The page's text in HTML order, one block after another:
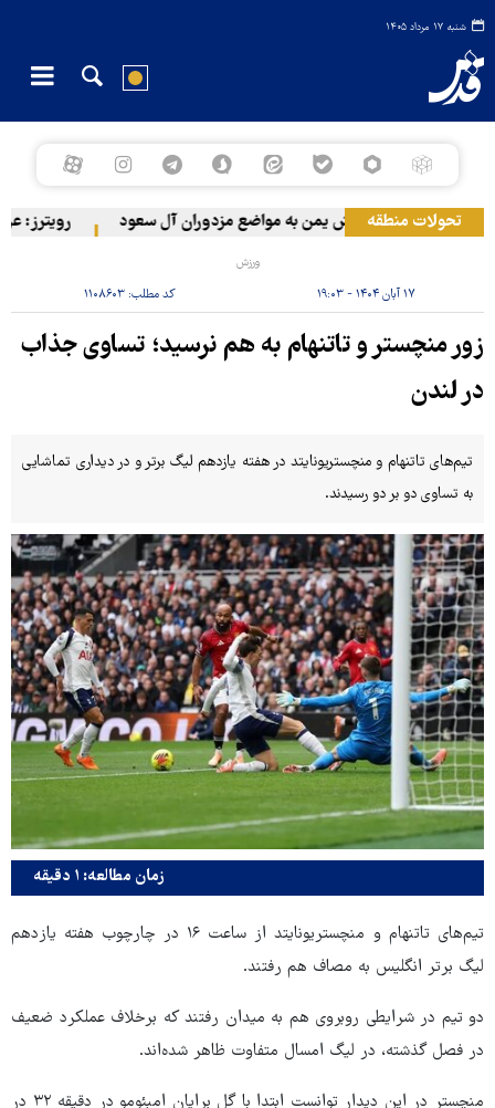
شنبه ۱۷ مرداد ۱۴۰۵
تحولات منطقه
حمله ارتش یمن به مواضع مزدوران آل سعود رویترز: عربستان ۸۶ درصد از موشک‌های پاتریوت خود را
ورزش
۱۷ آبان ۱۴۰۴ - ۱۹:۰۳ کد مطلب:۱۱۰۸۶۰۳
زور منچستر و تاتنهام به هم نرسید؛ تساوی جذاب
در لندن
تیم‌های تاتنهام و منچستریونایتد در هفته یازدهم لیگ برتر و در دیداری تماشایی
به تساوی دو بر دو رسیدند.
زمان مطالعه: ۱ دقیقه
تیم‌های تاتنهام و منچستریونایتد از ساعت ۱۶ در چارچوب هفته یازدهم
لیگ برتر انگلیس به مصاف هم رفتند.
دو تیم در شرایطی روبروی هم به میدان رفتند که برخلاف عملکرد ضعیف
در فصل گذشته، در لیگ امسال متفاوت ظاهر شده‌اند.
منچستر در این دیدار توانست ابتدا با گل برایان امبئومو در دقیقه ۳۲ در